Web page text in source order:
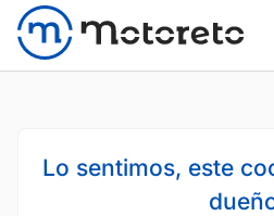
Lo sentimos, este